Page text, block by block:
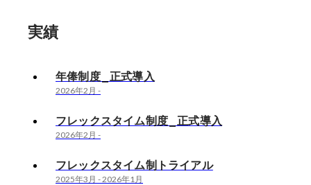
実績
年俸制度_正式導入
2026年2月 -
フレックスタイム制度_正式導入
2026年2月 -
フレックスタイム制トライアル
2025年3月 -2026年1月